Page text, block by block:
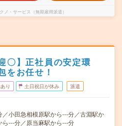
ノ・サービス（無期雇用派遣）
〇】正社員の安定環
をお任せ！
り 土日祝日が休み 派遣
小田急相模原駅から---分／古淵駅か
ら---分／原当麻駅から---分